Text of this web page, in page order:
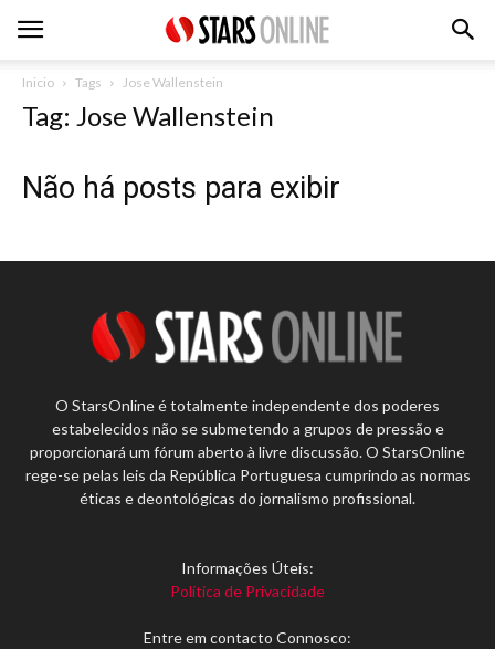
Inicio Tags Jose Wallenstein
Tag: Jose Wallenstein
Não há posts para exibir
O StarsOnline é totalmente independente dos poderes
estabelecidos não se submetendo a grupos de pressão e
proporcionará um fórum aberto à livre discussão. O StarsOnline
rege-se pelas leis da República Portuguesa cumprindo as normas
éticas e deontológicas do jornalismo profissional.
Informações Úteis:
Política de Privacidade
Entre em contacto Connosco: